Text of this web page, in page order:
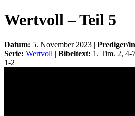
Wertvoll – Teil 5
Datum: 5. November 2023 | Prediger/
Serie: Wertvoll | Bibeltext: 1. Tim. 2, 4-
1-2